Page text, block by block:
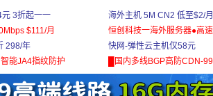
3折起一一
$111/月
298/年
智能JA4指纹防护
海外主机 5M CN2 低至$2/月
恒创科技一海外服务器●高
快网-弹性云主机仅58元
█国内多线BGP高防CDN-99